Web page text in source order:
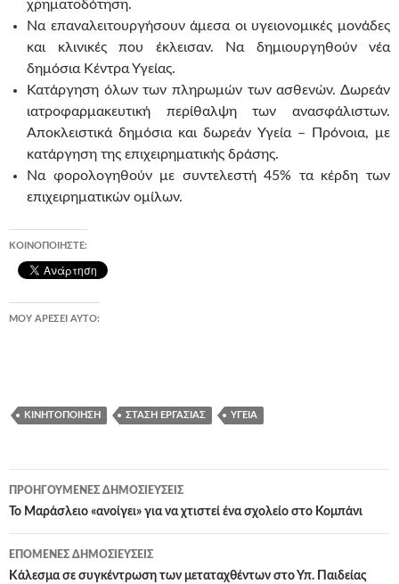
χρηματοδότηση.
Να επαναλειτουργήσουν άμεσα οι υγειονομικές μονάδες
και κλινικές που έκλεισαν. Να δημιουργηθούν νέα
δημόσια Κέντρα Υγείας.
Κατάργηση όλων των πληρωμών των ασθενών. Δωρεάν
ιατροφαρμακευτική περίθαλψη των ανασφάλιστων.
Αποκλειστικά δημόσια και δωρεάν Υγεία – Πρόνοια, με
κατάργηση της επιχειρηματικής δράσης.
Να φορολογηθούν με συντελεστή 45% τα κέρδη των
επιχειρηματικών ομίλων.
ΚΟΙΝΟΠΟΙΉΣΤΕ:
ΜΟΥ ΑΡΈΣΕΙ ΑΥΤΌ:
ΚΙΝΗΤΟΠΟΊΗΣΗ ΣΤΆΣΗ ΕΡΓΑΣΊΑΣ ΥΓΕΙΑ
Πλοήγηση
άρθρων
ΠΡΟΗΓΟΎΜΕΝΕΣ ΔΗΜΟΣΙΕΎΣΕΙΣ
Το Μαράσλειο «ανοίγει» για να χτιστεί ένα σχολείο στο Κομπάνι
ΕΠΌΜΕΝΕΣ ΔΗΜΟΣΙΕΎΣΕΙΣ
Κάλεσμα σε συγκέντρωση των μεταταχθέντων στο Υπ. Παιδείας